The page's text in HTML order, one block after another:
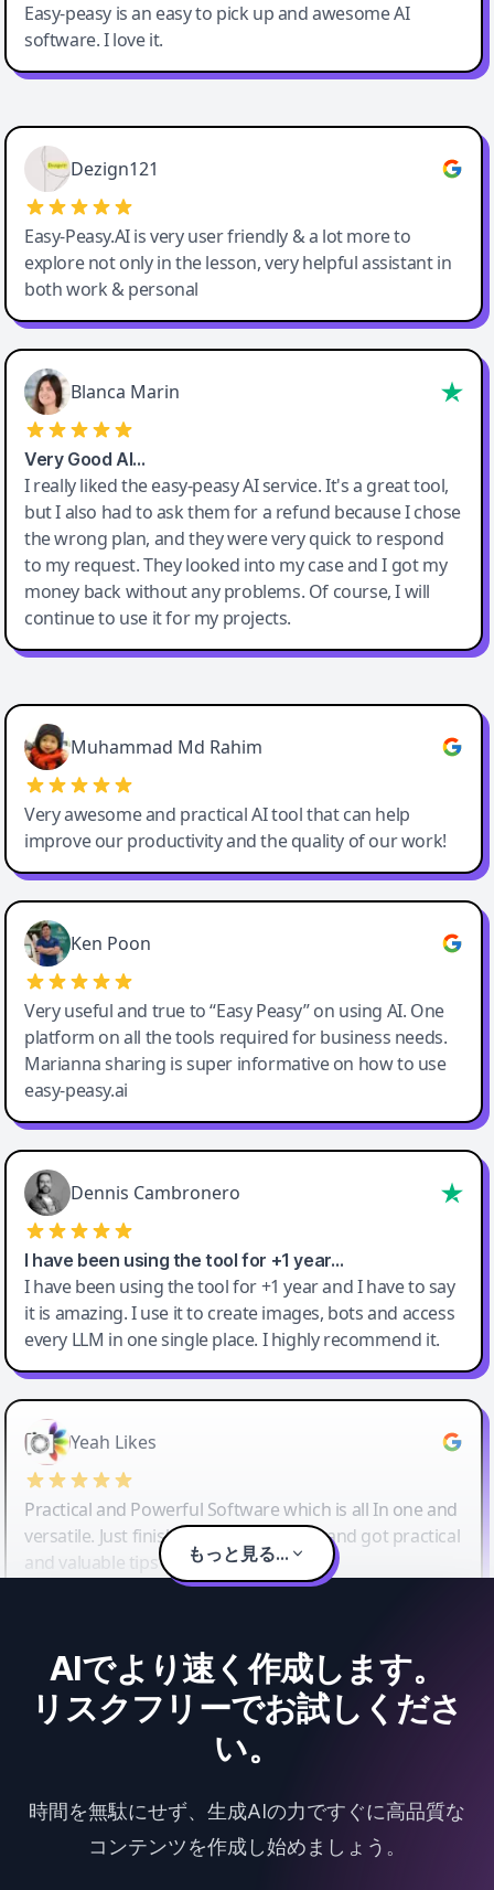
Easy-peasy is an easy to pick up and awesome AI
software. I love it.
Easy-Peasy AI
Dezign121
Easy-Peasy.AI is very user friendly & a lot more to
explore not only in the lesson, very helpful assistant in
both work & personal
Blanca Marin
Very Good AI…
I really liked the easy-peasy AI service. It's a great tool,
but I also had to ask them for a refund because I chose
the wrong plan, and they were very quick to respond
to my request. They looked into my case and I got my
money back without any problems. Of course, I will
continue to use it for my projects.
Easy-Peasy AI
Muhammad Md Rahim
Very awesome and practical AI tool that can help
improve our productivity and the quality of our work!
Ken Poon
Very useful and true to “Easy Peasy” on using AI. One
platform on all the tools required for business needs.
Marianna sharing is super informative on how to use
easy-peasy.ai
Dennis Cambronero
I have been using the tool for +1 year…
I have been using the tool for +1 year and I have to say
it is amazing. I use it to create images, bots and access
every LLM in one single place. I highly recommend it.
Yeah Likes
Practical and Powerful Software which is all In one and
versatile. Just finished their workshop and got practical
and valuable tips and tricks.
もっと見る...
AIでより速く作成します。
リスクフリーでお試しくださ
い。
時間を無駄にせず、生成AIの力ですぐに高品質な
コンテンツを作成し始めましょう。